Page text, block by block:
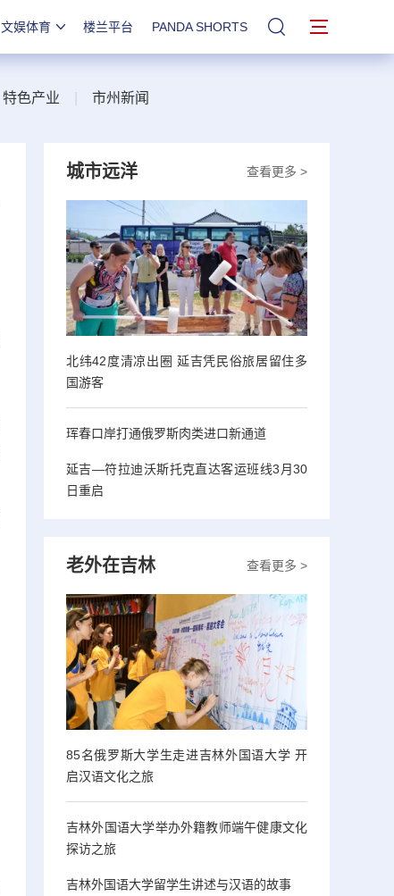
文娱体育 楼兰平台 PANDA SHORTS 站内搜索
特色产业 市州新闻
查看更多 >
城市远洋
北纬42度清凉出圈 延吉凭民俗旅居留住多
国游客
珲春口岸打通俄罗斯肉类进口新通道
延吉—符拉迪沃斯托克直达客运班线3月30
日重启
查看更多 >
老外在吉林
85名俄罗斯大学生走进吉林外国语大学 开
启汉语文化之旅
吉林外国语大学举办外籍教师端午健康文化
探访之旅
吉林外国语大学留学生讲述与汉语的故事